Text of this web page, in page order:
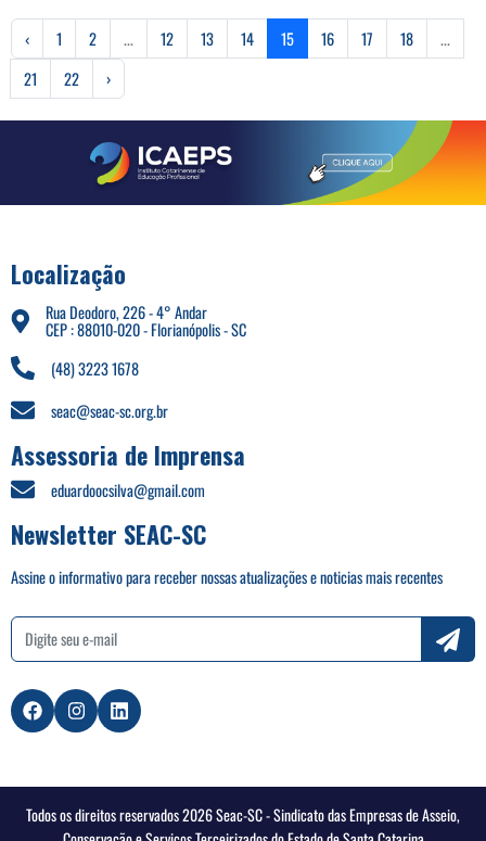
‹ 1 2 ... 12 13 14 15 16 17 18
...
21
22 ›
Localização
Rua Deodoro, 226 - 4° Andar
CEP : 88010-020 - Florianópolis - SC
(48) 3223 1678
seac@seac-sc.org.br
Assessoria de Imprensa
eduardoocsilva@gmail.com
Newsletter SEAC-SC
Assine o informativo para receber nossas atualizações e noticias mais recentes
Todos os direitos reservados 2026 Seac-SC - Sindicato das Empresas de Asseio,